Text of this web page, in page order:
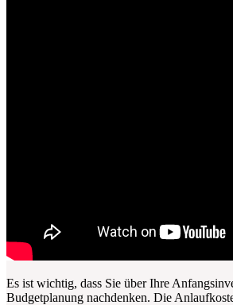
Es ist wichtig, dass Sie über Ihre
Budgetplanung nachdenken. Die